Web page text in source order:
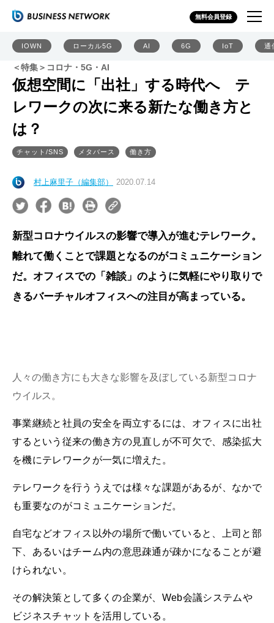
無料会員登録
IOWN ローカル5G AI 6G IoT 通
＜特集＞コロナ・5G・AI
仮想空間に「出社」する時代へ テ
レワークの次に来る新たな働き方と
は？
チャット/SNS メタバース 働き方
村上麻里子（編集部） 2020.07.14
新型コロナウイルスの影響で導入が進むテレワーク。
離れて働くことで課題となるのがコミュニケーション
だ。オフィスでの「雑談」のように気軽にやり取りで
きるバーチャルオフィスへの注目が高まっている。
人々の働き方にも大きな影響を及ぼしている新型コロナ
ウイルス。
事業継続と社員の安全を両立するには、オフィスに出社
するという従来の働き方の見直しが不可欠で、感染拡大
を機にテレワークが一気に増えた。
テレワークを行ううえでは様々な課題があるが、なかで
も重要なのがコミュニケーションだ。
自宅などオフィス以外の場所で働いていると、上司と部
下、あるいはチーム内の意思疎通が疎かになることが避
けられない。
その解決策として多くの企業が、Web会議システムや
ビジネスチャットを活用している。